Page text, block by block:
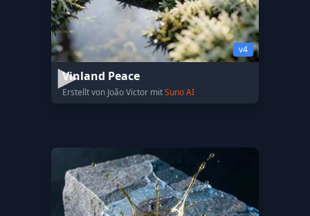
v4
Vinland Peace
Erstellt von João Victor mitSuno AI